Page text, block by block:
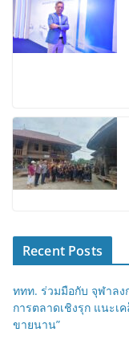
Recent Posts
ททท. ร่วมมือกับ จุฬาล
การตลาดเชิงรุก แนะเ
ขายนาน”